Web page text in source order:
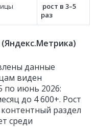
рост в 3–5
раз
данные
виден
по июнь 2026:
до 4 600+. Рост
раздел
среди